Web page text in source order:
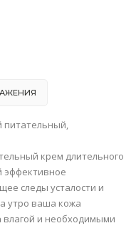
крем длительного
эффективное
следы усталости и
утро ваша кожа
влагой и необходимыми